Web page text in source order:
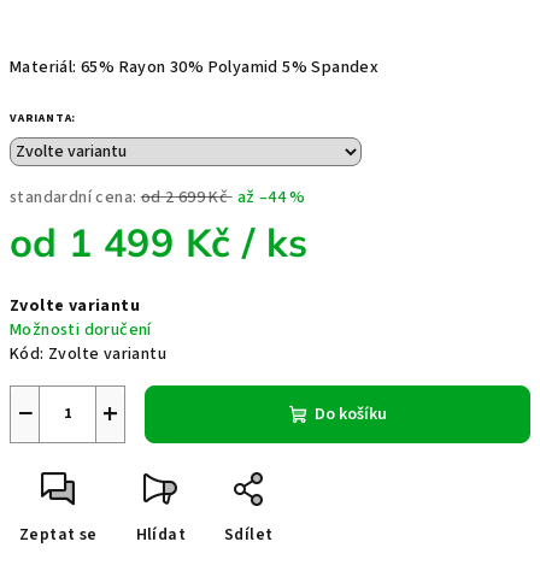
Materiál: 65% Rayon 30% Polyamid 5% Spandex
VARIANTA:
standardní cena: od 2 699 Kč až –44 %
od 1 499 Kč / ks
cena:
Zvolte variantu
Možnosti doručení
Kód: Zvolte variantu
+
− Do košíku
Zeptat se Hlídat Sdílet